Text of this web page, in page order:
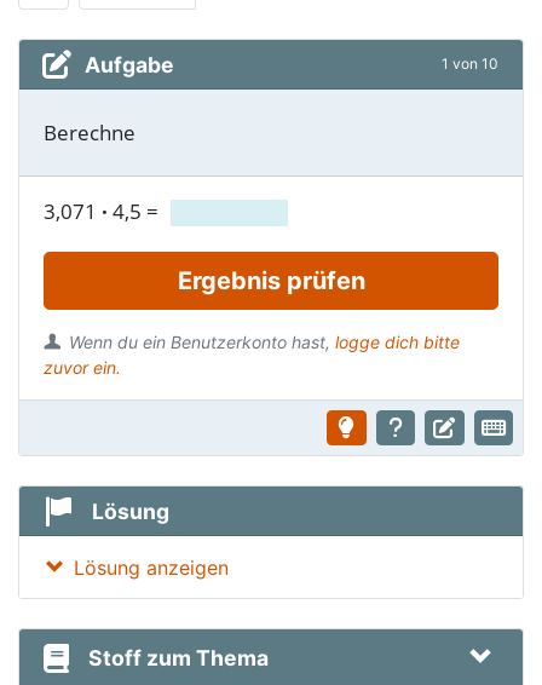
Aufgabe 1 von 10
Berechne
3,071 · 4,5 =
Ergebnis prüfen
Wenn du ein Benutzerkonto hast, logge dich bitte
zuvor ein.
Lösung
Lösung anzeigen
Stoff zum Thema